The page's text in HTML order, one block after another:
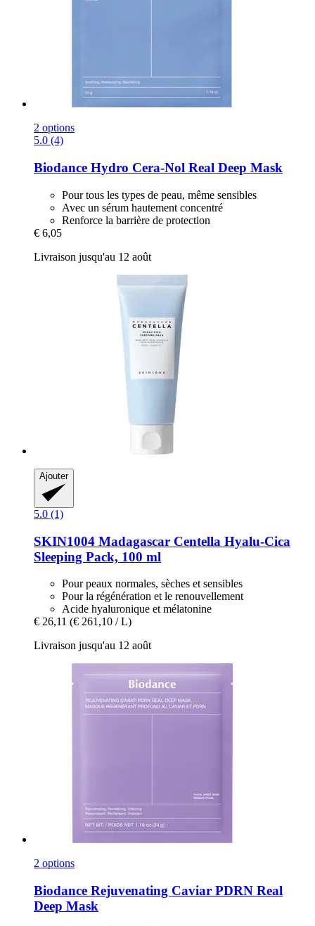
2 options
5.0 (4)
Biodance Hydro Cera-​Nol Real Deep Mask
Pour tous les types de peau, même sensibles
Avec un sérum hautement concentré
Renforce la barrière de protection
€ 6,05
Livraison jusqu'au 12 août
Ajouter
5.0 (1)
SKIN1004 Madagascar Centella Hyalu-​Cica
Sleeping Pack, 100 ml
Pour peaux normales, sèches et sensibles
Pour la régénération et le renouvellement
Acide hyaluronique et mélatonine
€ 26,11 (€ 261,10 / L)
Livraison jusqu'au 12 août
2 options
Biodance Rejuvenating Caviar PDRN Real
Deep Mask